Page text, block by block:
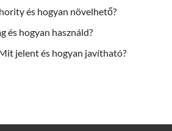
és hogyan növelhető?
és hogyan használd?
jelent és hogyan javítható?